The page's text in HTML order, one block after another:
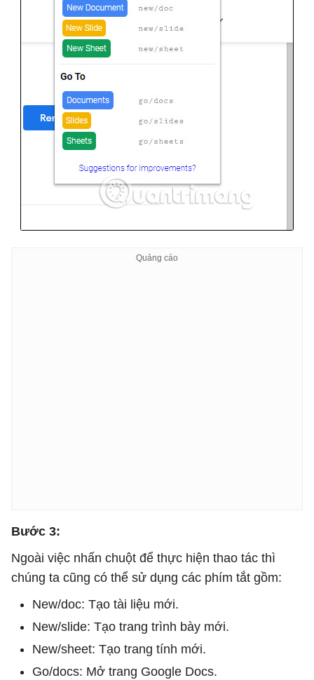
Bước 3:
Ngoài việc nhấn chuột để thực hiện thao tác thì
chúng ta cũng có thể sử dụng các phím tắt gồm:
New/doc: Tạo tài liệu mới.
New/slide: Tạo trang trình bày mới.
New/sheet: Tạo trang tính mới.
Go/docs: Mở trang Google Docs.